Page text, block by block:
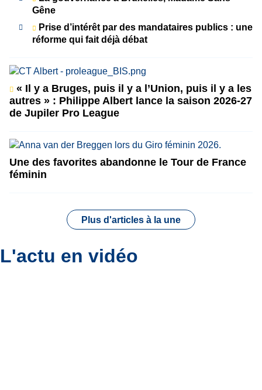
Gêne
Prise d’intérêt par des mandataires publics : une
réforme qui fait déjà débat
« Il y a Bruges, puis il y a l’Union, puis il y a les
autres » : Philippe Albert lance la saison 2026-27
de Jupiler Pro League
Une des favorites abandonne le Tour de France
féminin
Plus d'articles à la une
L'actu en vidéo